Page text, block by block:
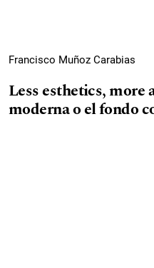
Francisco Muñoz Carabias
Less esthetics, more
moderna o el fondo